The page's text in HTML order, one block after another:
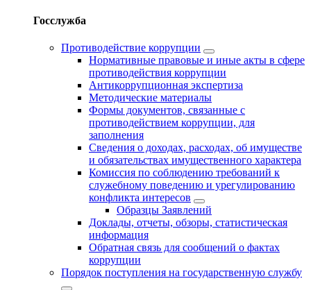
Госслужба
Противодействие коррупции
Нормативные правовые и иные акты в сфере
противодействия коррупции
Антикоррупционная экспертиза
Методические материалы
Формы документов, связанные с
противодействием коррупции, для
заполнения
Сведения о доходах, расходах, об имуществе
и обязательствах имущественного характера
Комиссия по соблюдению требований к
служебному поведению и урегулированию
конфликта интересов
Образцы Заявлений
Доклады, отчеты, обзоры, статистическая
информация
Обратная связь для сообщений о фактах
коррупции
Порядок поступления на государственную службу